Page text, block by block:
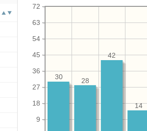
9
18
27
36
45
54
63
72
14
42
28
30